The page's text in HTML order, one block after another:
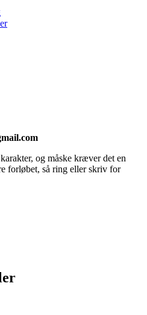
og måske kræver det en
forløbet, så ring eller skriv for